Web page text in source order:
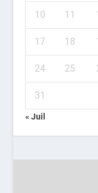
10 11
17 18
24 25
31
« Juil